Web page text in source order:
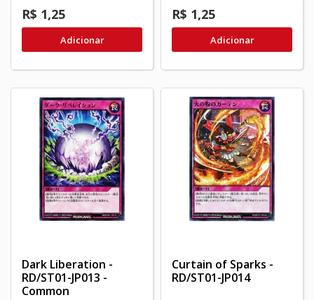
R$ 1,25
Adicionar
R$ 1,25
Adicionar
Dark Liberation -
RD/ST01-JP013 -
Common
Curtain of Sparks -
RD/ST01-JP014